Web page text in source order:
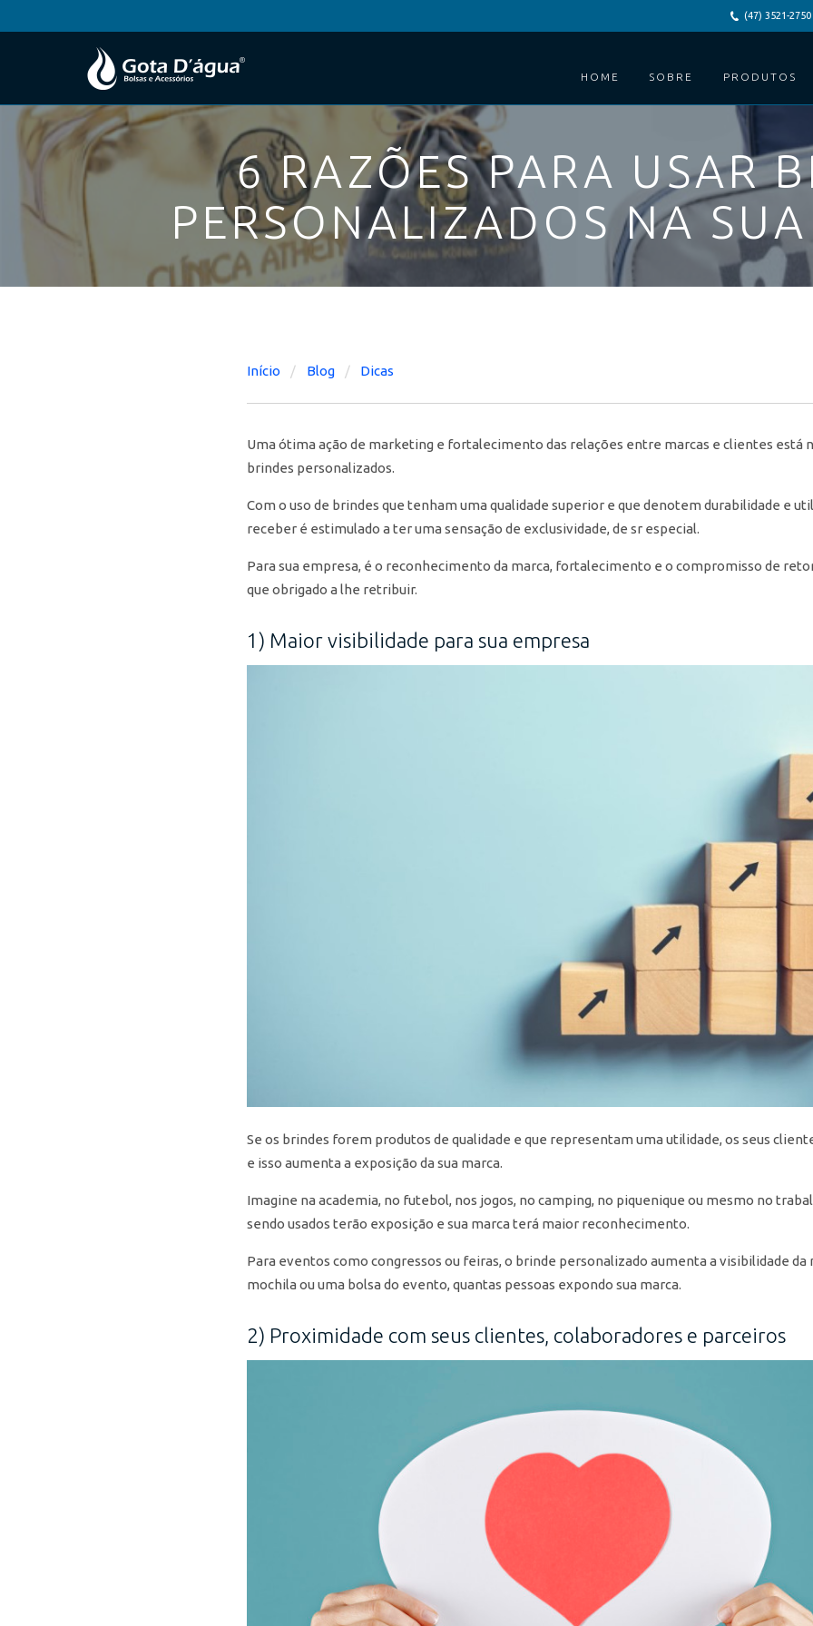
(47) 3521-2750
HOME SOBRE PRODUTOS
6 RAZÕES PARA USAR
PERSONALIZADOS NA
Início Blog Dicas
Uma ótima ação de marketing e fortalecimento das relações entre marcas e clientes está
brindes personalizados.
Com o uso de brindes que tenham uma qualidade superior e que denotem durabilidade e
receber é estimulado a ter uma sensação de exclusividade, de sr especial.
Para sua empresa, é o reconhecimento da marca, fortalecimento e o compromisso de
que obrigado a lhe retribuir.
1) Maior visibilidade para sua empresa
Se os brindes forem produtos de qualidade e que representam uma utilidade, os seus
e isso aumenta a exposição da sua marca.
Imagine na academia, no futebol, nos jogos, no camping, no piquenique ou mesmo no
sendo usados terão exposição e sua marca terá maior reconhecimento.
Para eventos como congressos ou feiras, o brinde personalizado aumenta a visibilidade da
mochila ou uma bolsa do evento, quantas pessoas expondo sua marca.
2) Proximidade com seus clientes, colaboradores e parceiros